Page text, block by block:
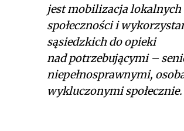
jest mobilizacja lokalnych
społeczności i
sąsiedzkich do opieki
nad potrzebującymi –
niepełnosprawnymi,
wykluczonymi społecznie.